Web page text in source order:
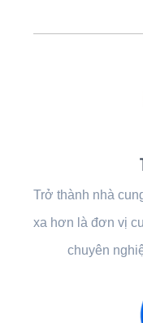
Trở thành nhà
xa hơn là đơn vị
chuyên